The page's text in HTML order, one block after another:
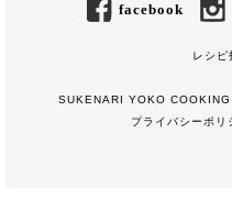
facebook
レシピ
SUKENARI YOKO
プライバシーポリ